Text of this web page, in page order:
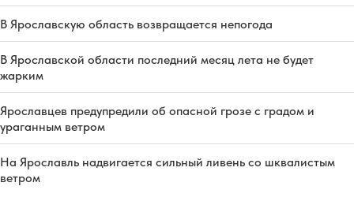
В Ярославскую область возвращается непогода
В Ярославской области последний месяц лета не будет
жарким
Ярославцев предупредили об опасной грозе с градом и
ураганным ветром
На Ярославль надвигается сильный ливень со шквалистым
ветром